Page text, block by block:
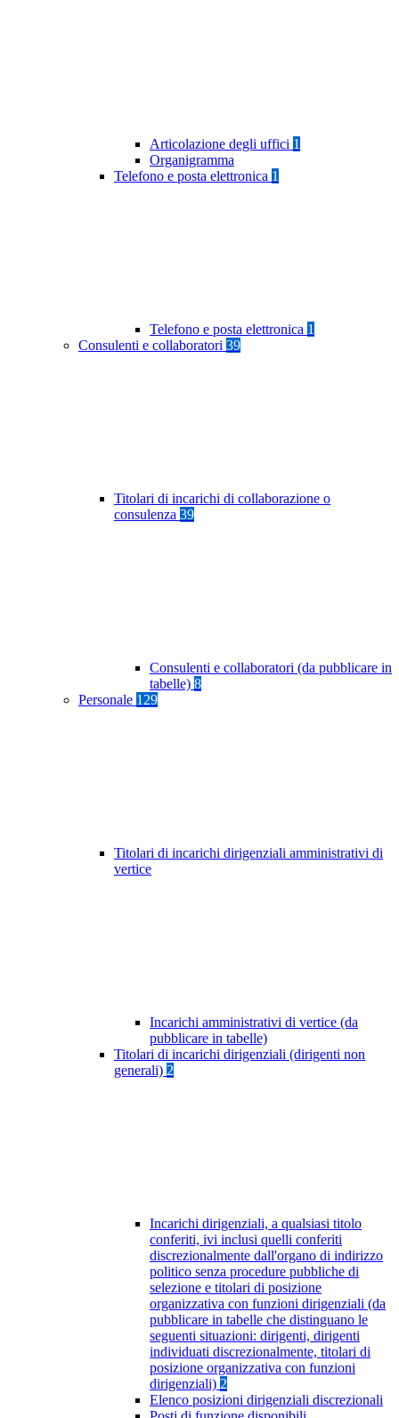
Articolazione degli uffici 1
Organigramma
Telefono e posta elettronica 1
Telefono e posta elettronica 1
Consulenti e collaboratori 39
Titolari di incarichi di collaborazione o
consulenza 39
Consulenti e collaboratori (da pubblicare in
tabelle) 8
Personale 129
Titolari di incarichi dirigenziali amministrativi di
vertice
Incarichi amministrativi di vertice (da
pubblicare in tabelle)
Titolari di incarichi dirigenziali (dirigenti non
generali) 2
Incarichi dirigenziali, a qualsiasi titolo
conferiti, ivi inclusi quelli conferiti
discrezionalmente dall'organo di indirizzo
politico senza procedure pubbliche di
selezione e titolari di posizione
organizzativa con funzioni dirigenziali (da
pubblicare in tabelle che distinguano le
seguenti situazioni: dirigenti, dirigenti
individuati discrezionalmente, titolari di
posizione organizzativa con funzioni
dirigenziali) 2
Elenco posizioni dirigenziali discrezionali